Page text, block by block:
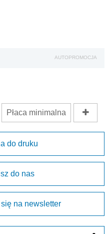
AUTOPROMOCJA
Płaca minimalna
do druku
do nas
na newsletter